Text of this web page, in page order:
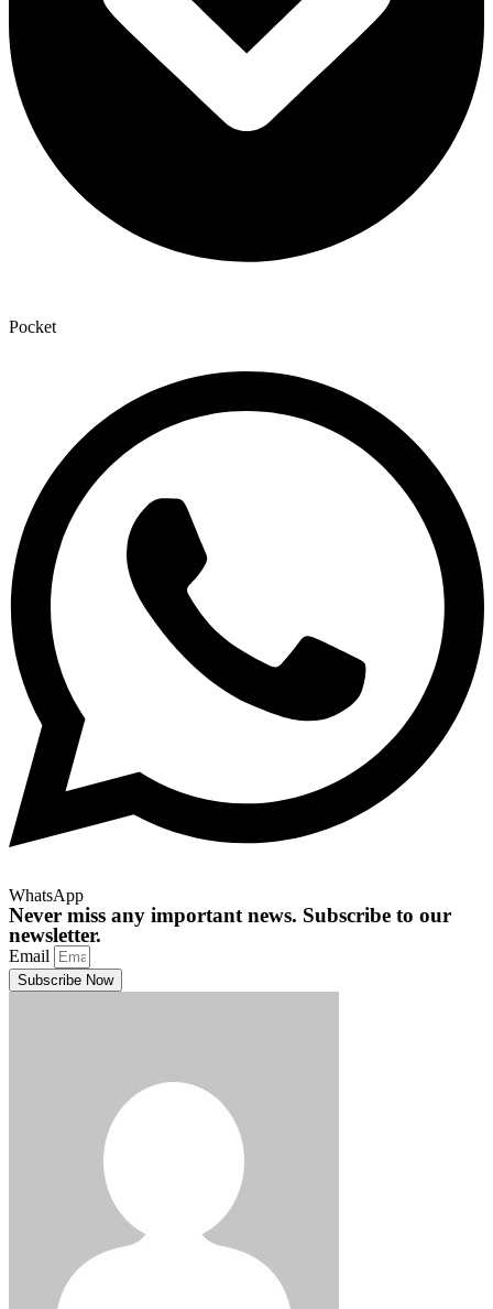
Pocket
WhatsApp
Never miss any important news. Subscribe to our
newsletter.
Email
Subscribe Now